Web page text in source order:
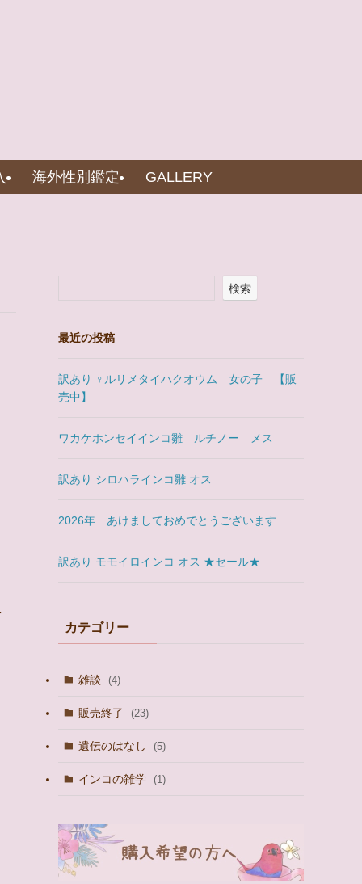
海外性別鑑定 GALLERY
検索
最近の投稿
訳あり ♀ルリメタイハクオウム 女の子 【販
売中】
ワカケホンセイインコ雛 ルチノー メス
訳あり シロハラインコ雛 オス
2026年 あけましておめでとうございます
訳あり モモイロインコ オス ★セール★
カテゴリー
雑談 (4)
販売終了 (23)
遺伝のはなし (5)
インコの雑学 (1)